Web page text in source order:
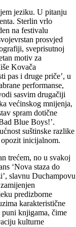
jeziku. U pitanju
Sterlin vrlo
na festivalu
prosvjed
sveprisutnoj
motiv za
Kovača
pas i druge priče’, u
performanse,
sasvim drugačiji
većinskog mnijenja,
spram dotične
Blue Boys!’.
suštinske razlike
inicijalnom.
trećem, no u svakoj
‘Nova staza do
slavnu Duchampovu
predizborne
karakteristične
knjigama, čime
kulturne